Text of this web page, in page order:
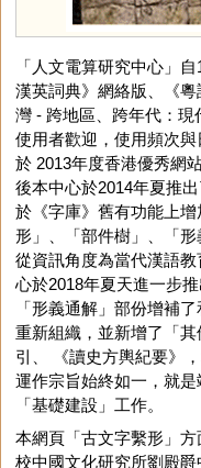
「人文電算研究中心」
漢英詞典》網絡版、《
灣 - 跨地區、跨年代：
使用者歡迎，使用頻次
於 2013年度香港優秀網
後本中心於2014年夏推
於《字庫》舊有功能上
形」、「部件樹」、「
從資訊角度為當代漢語
心於2018年夏天進一步
「形義通解」部份增補
重新組織，並新增了「
引、 《讀史方輿紀要》
運作宗旨始終如一，就
「基礎建設」工作。
本網頁「古文字繫形」
校中國文化研究所劉殿